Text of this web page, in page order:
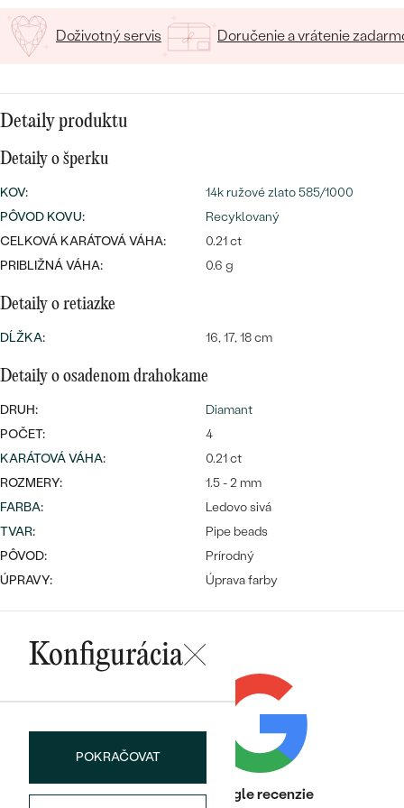
Najpredávanejšie
svadobné
PREZRIEŤ
DRAHOKAM
STRIEBRO
Wave kolekcia
S DRAHOKAMAMI
S PERLAMI
PERSONALIZOVANÉ
SYMBOLICKÉ
MINIMALISTICKÉ
PODĽA PRÍLEŽITOSTI
PODĽA FARBY
PODĽA TVARU DRAHOKAMU
NA MIERU
DIAMANTY
Najpredávanejšie
náušnice
PREZRIEŤ
CENOVO DOSTUPNÉ
Personalizované
OBJAVIŤ
Najpredávanejšie
prstene
PREZRIEŤ
Doživotný servis Doručenie a vrátenie
Detaily produktu
Detaily o šperku
KOV:
14k ružové zlato 585/1000
PÔVOD KOVU:
Recyklovaný
CELKOVÁ KARÁTOVÁ VÁHA:
0.21 ct
PRIBLIŽNÁ VÁHA:
0.6 g
Detaily o retiazke
DĹŽKA: 16, 17, 18 cm
Detaily o osadenom drahokame
DRUH:
Diamant
POČET:
4
KARÁTOVÁ VÁHA:
0.21 ct
ROZMERY:
1.5 - 2 mm
FARBA:
Ledovo sivá
TVAR:
Pipe beads
PÔVOD:
Prírodný
ÚPRAVY:
Úprava farby
Konfigurácia
POKRAČOVAT
Heuréka recenzieGoogle recenzie